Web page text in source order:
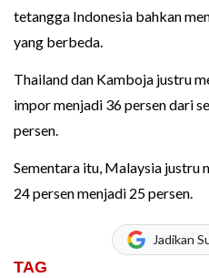
tetangga Indonesia bahkan
yang berbeda.
Thailand dan Kamboja justru
impor menjadi 36 persen dari
persen.
Sementara itu, Malaysia justru
24 persen menjadi 25 persen.
Jadikan
TAG